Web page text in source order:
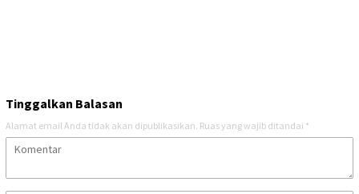
Tinggalkan Balasan
Alamat email Anda tidak akan dipublikasikan. Ruas yang wajib ditandai *